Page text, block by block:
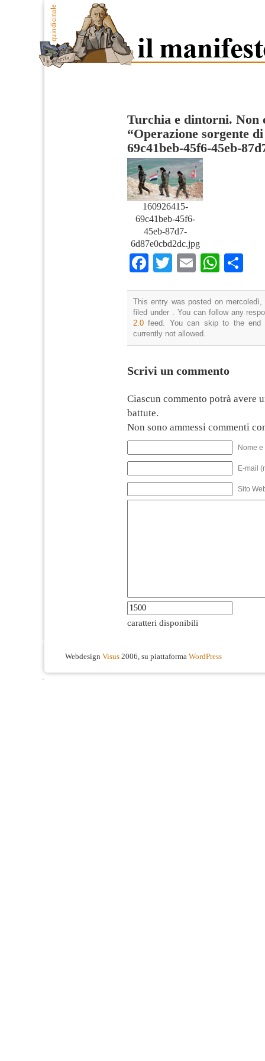
Turchia e dintorni. Non
“Operazione sorgente
69c41beb-45f6-45eb-
160926415-
69c41beb-45f6-
45eb-87d7-
6d87e0cbd2dc.jpg
Facebook
TwitterEmail
This entry was posted on
filed under . You can follow any
2.0 feed. You can skip to the end
currently not allowed.
Scrivi un commento
Ciascun commento potrà avere
battute.
Non sono ammessi commenti
Nome
E-mail
Sito
caratteri disponibili
Webdesign Visus 2006, su piattaforma WordPress